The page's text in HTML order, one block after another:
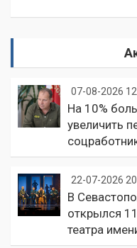
07-08-2026
На 10%
увеличить
22-07-2026
В
открылся
театра